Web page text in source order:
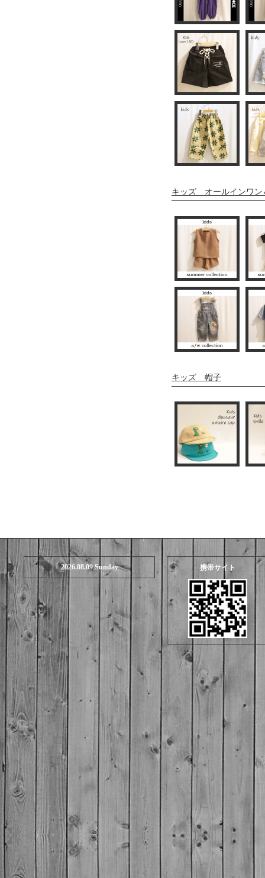
キッズ オールインワン
キッズ 帽子
2026.08.09 Sunday 携帯サイト